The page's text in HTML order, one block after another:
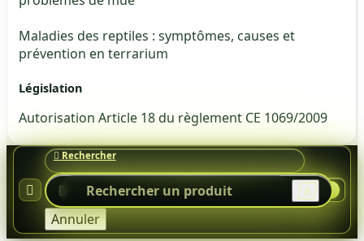
Maladies des reptiles : symptômes, causes et
prévention en terrarium
Législation
Autorisation Article 18 du règlement CE 1069/2009



Annuler
